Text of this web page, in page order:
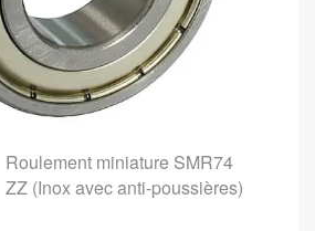
Roulement miniature SMR74
ZZ (Inox avec anti-poussières)